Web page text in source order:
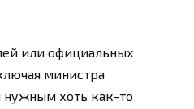
или официальных
министра
нужным хоть как-то